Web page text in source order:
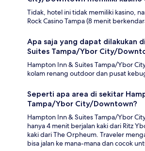
Tidak, hotel ini tidak memiliki kasino,
Rock Casino Tampa (8 menit
Apa saja yang dapat dilakukan
Suites Tampa/Ybor City/
Hampton Inn & Suites Tampa/Ybor
kolam renang outdoor dan pusat
Seperti apa area di sekitar
Tampa/Ybor City/Downtown?
Hampton Inn & Suites Tampa/Ybor
hanya 4 menit berjalan kaki dari Ritz
kaki dari The Orpheum. Traveler
bisa jalan ke mana-mana dan cocok